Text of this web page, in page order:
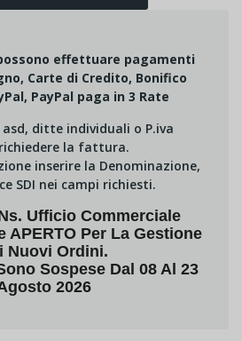
effettuare pagamenti
Carte di Credito, Bonifico
PayPal paga in 3 Rate
asd, ditte individuali o P.iva
la fattura.
inserire la Denominazione,
SDI nei campi richiesti.
Ufficio Commerciale
APERTO Per La Gestione
Nuovi Ordini.
Sospese Dal 08 Al 23
2026